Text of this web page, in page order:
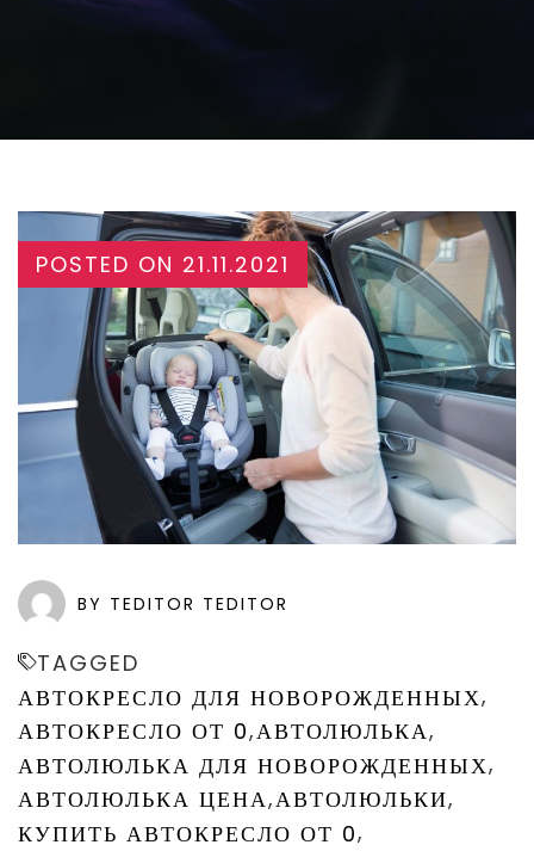
POSTED ON 21.11.2021
BY TEDITOR TEDITOR
TAGGED
АВТОКРЕСЛО ДЛЯ НОВОРОЖДЕННЫХ,
АВТОКРЕСЛО ОТ 0,АВТОЛЮЛЬКА,
АВТОЛЮЛЬКА ДЛЯ НОВОРОЖДЕННЫХ,
АВТОЛЮЛЬКА ЦЕНА,АВТОЛЮЛЬКИ,
КУПИТЬ АВТОКРЕСЛО ОТ 0,